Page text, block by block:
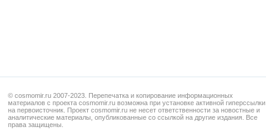
© cosmomir.ru 2007-2023. Перепечатка и копирование информационных
материалов с проекта cosmomir.ru возможна при установке активной гиперссылки
на первоисточник. Проект cosmomir.ru не несет ответственности за новостные и
аналитические материалы, опубликованные со ссылкой на другие издания. Все
права защищены.